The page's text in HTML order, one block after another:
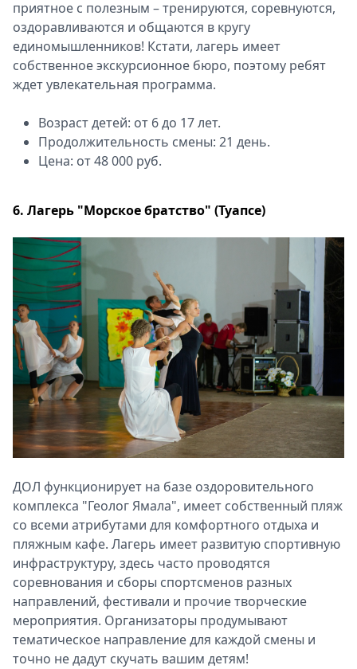
приятное с полезным – тренируются, соревнуются,
оздоравливаются и общаются в кругу
единомышленников! Кстати, лагерь имеет
собственное экскурсионное бюро, поэтому ребят
ждет увлекательная программа.
Возраст детей: от 6 до 17 лет.
Продолжительность смены: 21 день.
Цена: от 48 000 руб.
6. Лагерь "Морское братство" (Туапсе)
ДОЛ функционирует на базе оздоровительного
комплекса "Геолог Ямала", имеет собственный пляж
со всеми атрибутами для комфортного отдыха и
пляжным кафе. Лагерь имеет развитую спортивную
инфраструктуру, здесь часто проводятся
соревнования и сборы спортсменов разных
направлений, фестивали и прочие творческие
мероприятия. Организаторы продумывают
тематическое направление для каждой смены и
точно не дадут скучать вашим детям!